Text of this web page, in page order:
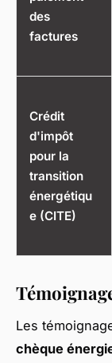
des
factures
Crédit
d'impôt
pour la
transition
énergétiqu
e (CITE)
Les
chèque